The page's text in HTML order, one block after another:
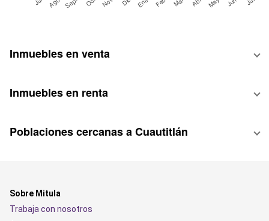
Inmuebles en venta
Inmuebles en renta
Poblaciones cercanas a Cuautitlán
Sobre Mitula
Trabaja con nosotros